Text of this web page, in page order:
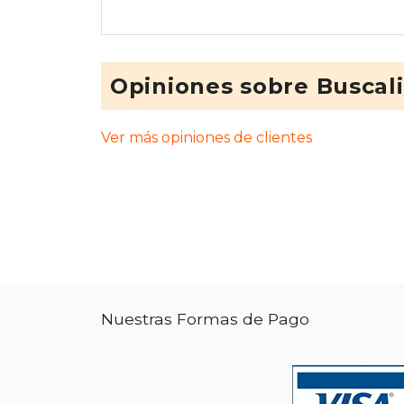
Opiniones sobre
Ver más opiniones de clientes
Nuestras Formas de Pago